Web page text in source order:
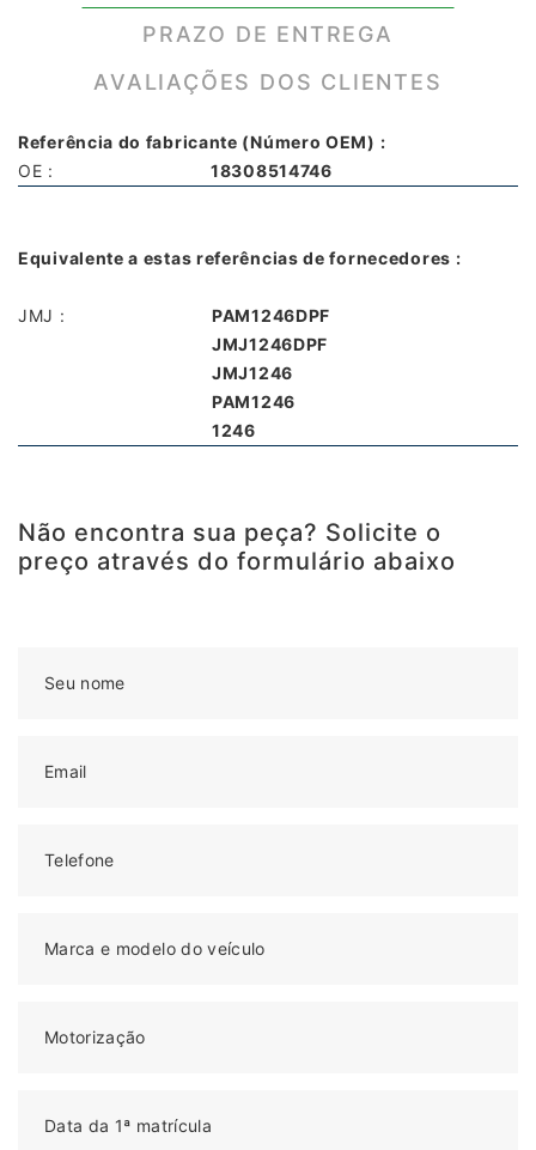
PRAZO DE ENTREGA
AVALIAÇÕES DOS CLIENTES
Referência do fabricante (Número OEM) :
OE :
18308514746
Equivalente a estas referências de fornecedores :
JMJ :
PAM1246DPF
JMJ1246DPF
JMJ1246
PAM1246
1246
Não encontra sua peça? Solicite o
preço através do formulário abaixo
Seu nome
Email
Telefone
Marca e modelo do veículo
Motorização
Data da 1ª matrícula